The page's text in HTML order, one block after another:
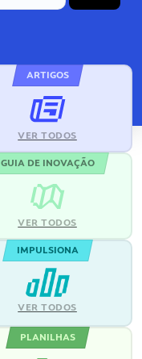
ARTIGOS
VER TODOS
GUIA DE INOVAÇÃO
VER TODOS
IMPULSIONA
VER TODOS
PLANILHAS